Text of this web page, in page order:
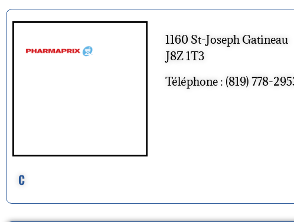
C
1160 St-Joseph Gatineau
J8Z 1T3
Téléphone : (819) 778-